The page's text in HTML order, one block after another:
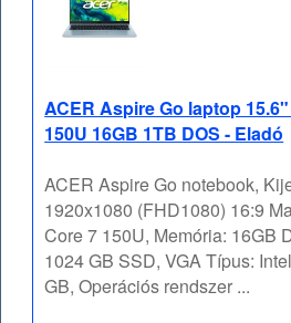
ACER Aspire Go laptop
150U 16GB 1TB DOS - Eladó
ACER Aspire Go notebook,
1920x1080 (FHD1080) 16:9
Core 7 150U, Memória: 16GB
1024 GB SSD, VGA Típus:
GB, Operációs rendszer ...